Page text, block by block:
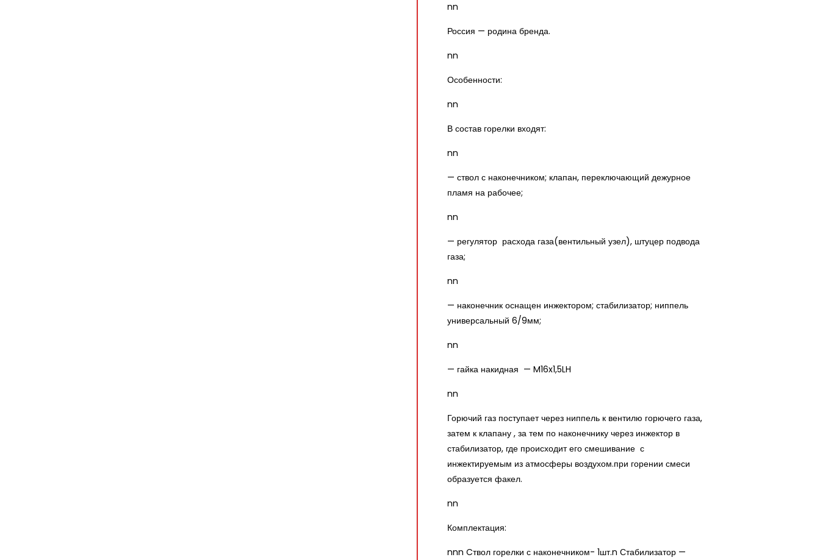
nn
Россия — родина бренда.
nn
Особенности:
nn
В состав горелки входят:
nn
— ствол с наконечником; клапан, переключающий дежурное
пламя на рабочее;
nn
— регулятор расхода газа(вентильный узел), штуцер подвода
газа;
nn
— наконечник оснащен инжектором; стабилизатор; ниппель
универсальный 6/9мм;
nn
— гайка накидная — M16x1,5LH
nn
Горючий газ поступает через ниппель к вентилю горючего газа,
затем к клапану , за тем по наконечнику через инжектор в
стабилизатор, где происходит его смешивание с
инжектируемым из атмосферы воздухом.при горении смеси
образуется факел.
nn
Комплектация:
nnn Cтвол горелки с наконечником- 1шт.n Стабилизатор —